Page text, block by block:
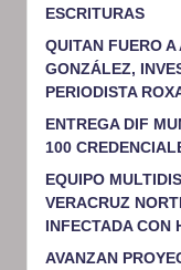
ESCRITURAS
QUITAN FUERO
GONZÁLEZ,
PERIODISTA
ENTREGA DIF
100
EQUIPO
VERACRUZ
INFECTADA CON
AVANZAN